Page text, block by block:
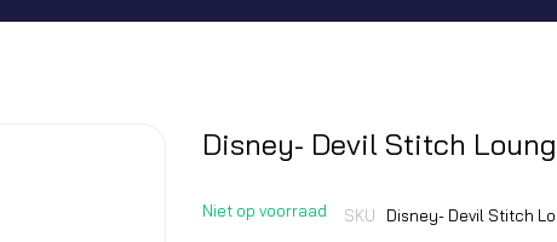
begin
Disney- Devil Stitch
Niet op voorraad SKU Disney- Devil Stitch